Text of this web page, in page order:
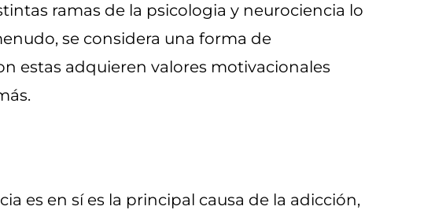
ramas de la psicologia y neurociencia lo
se considera una forma de
estas adquieren valores motivacionales
es en sí es la principal causa de la adicción,